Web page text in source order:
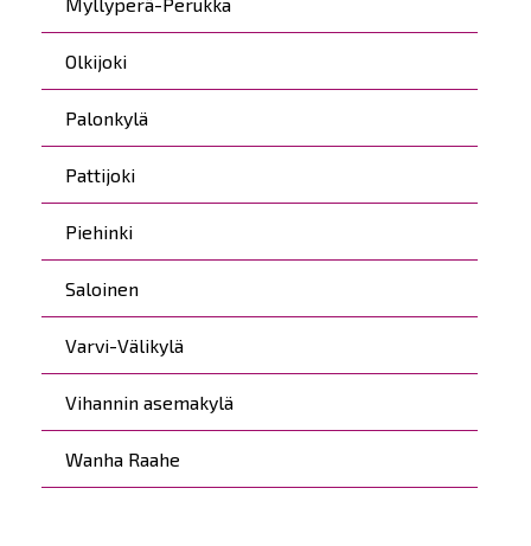
Olkijoki
Palonkylä
Pattijoki
Piehinki
Saloinen
Varvi-Välikylä
Vihannin asemakylä
Wanha Raahe